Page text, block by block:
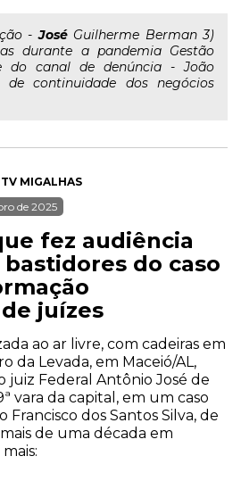
-JoséGuilherme Berman 3)
durante a pandemia Gestão
do canal de denúncia - João
continuidade dos negócios
TV MIGALHAS
de 2025
fez audiência
do caso
juízes
ao ar livre, com cadeiras em
da Levada, em Maceió/AL,
juiz Federal Antônio José de
vara da capital, em um caso
dos Santos Silva, de
de uma década em